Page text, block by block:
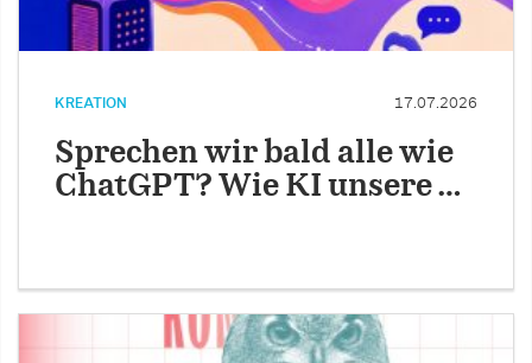
KREATION 17.07.2026
Sprechen wir bald alle wie
ChatGPT? Wie KI unsere …